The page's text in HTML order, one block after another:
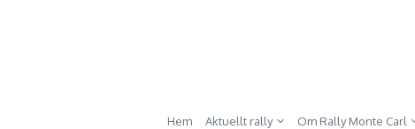
Hem Aktuellt rally Om Rally Monte Carl